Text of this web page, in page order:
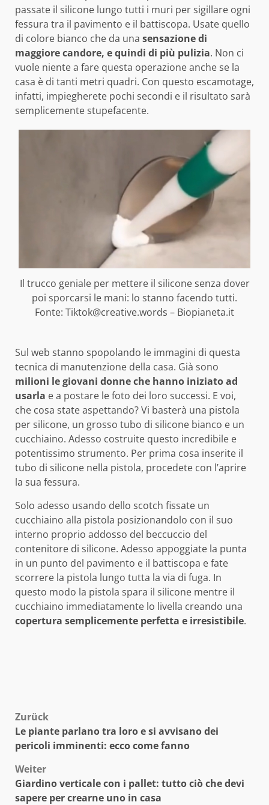
passate il silicone lungo tutti i muri per sigillare ogni
fessura tra il pavimento e il battiscopa. Usate quello
di colore bianco che da una sensazione di
maggiore candore, e quindi di più pulizia. Non ci
vuole niente a fare questa operazione anche se la
casa è di tanti metri quadri. Con questo escamotage,
infatti, impiegherete pochi secondi e il risultato sarà
semplicemente stupefacente.
Il trucco geniale per mettere il silicone senza dover
poi sporcarsi le mani: lo stanno facendo tutti.
Fonte: Tiktok@creative.words – Biopianeta.it
Sul web stanno spopolando le immagini di questa
tecnica di manutenzione della casa. Già sono
milioni le giovani donne che hanno iniziato ad
usarla e a postare le foto dei loro successi. E voi,
che cosa state aspettando? Vi basterà una pistola
per silicone, un grosso tubo di silicone bianco e un
cucchiaino. Adesso costruite questo incredibile e
potentissimo strumento. Per prima cosa inserite il
tubo di silicone nella pistola, procedete con l’aprire
la sua fessura.
Solo adesso usando dello scotch fissate un
cucchiaino alla pistola posizionandolo con il suo
interno proprio addosso del beccuccio del
contenitore di silicone. Adesso appoggiate la punta
in un punto del pavimento e il battiscopa e fate
scorrere la pistola lungo tutta la via di fuga. In
questo modo la pistola spara il silicone mentre il
cucchiaino immediatamente lo livella creando una
copertura semplicemente perfetta e irresistibile.
Beitragsnavigation
Zurück
Le piante parlano tra loro e si avvisano dei
pericoli imminenti: ecco come fanno
Weiter
Giardino verticale con i pallet: tutto ciò che devi
sapere per crearne uno in casa